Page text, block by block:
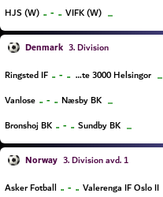
HJS (W) .. - .. VIFK (W) ...
Denmark 3. Division
Ringsted IF .. - .. Elite 3000 Helsingor ...
Vanlose .. - .. Næsby BK ...
Bronshoj BK .. - .. Sundby BK ...
Norway 3. Division avd. 1
Asker Fotball .. - .. Valerenga IF Oslo II